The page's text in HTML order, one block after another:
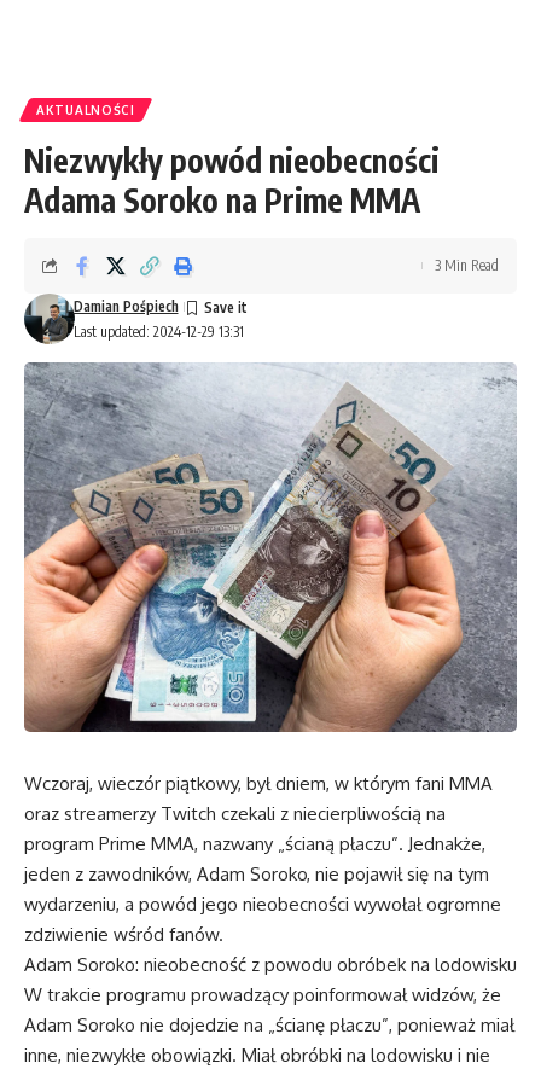
AKTUALNOŚCI
Niezwykły powód nieobecności
Adama Soroko na Prime MMA
Last updated: 2024-12-29 13:31
Damian Pośpiech
3 Min Read
Wczoraj, wieczór piątkowy, był dniem, w którym fani MMA
oraz streamerzy Twitch czekali z niecierpliwością na
program Prime MMA, nazwany „ścianą płaczu”. Jednakże,
jeden z zawodników, Adam Soroko, nie pojawił się na tym
wydarzeniu, a powód jego nieobecności wywołał ogromne
zdziwienie wśród fanów.
Adam Soroko: nieobecność z powodu obróbek na lodowisku
W trakcie programu prowadzący poinformował widzów, że
Adam Soroko nie dojedzie na „ścianę płaczu”, ponieważ miał
inne, niezwykłe obowiązki. Miał obróbki na lodowisku i nie